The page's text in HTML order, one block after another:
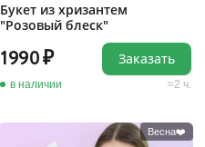
Букет из хризантем
"Розовый блеск"
1990
в наличии 2 ч.
Заказать
Весна❤️